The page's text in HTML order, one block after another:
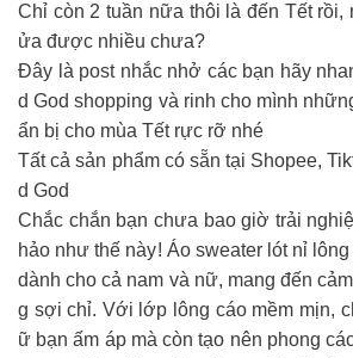
Chỉ còn 2 tuần nữa thôi là đến Tết
ửa được nhiều chưa?
Đây là post nhắc nhở các bạn hãy
d God shopping và rinh cho mình
ẩn bị cho mùa Tết rực rỡ nhé
Tất cả sản phẩm có sẵn tại Shopee,
d God
Chắc chắn bạn chưa bao giờ trải
hảo như thế này! Áo sweater lót nỉ
dành cho cả nam và nữ, mang đến
g sợi chỉ. Với lớp lông cáo mềm mịn,
ữ bạn ấm áp mà còn tạo nên phong